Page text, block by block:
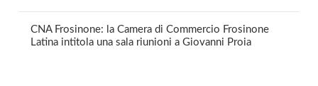
CNA Frosinone: la Camera di Commercio Frosinone
Latina intitola una sala riunioni a Giovanni Proia